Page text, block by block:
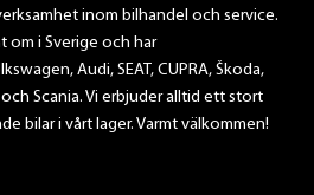
inom bilhandel och service.
om i Sverige och har
Audi, SEAT, CUPRA, Škoda,
Scania. Vi erbjuder alltid ett stort
bilar i vårt lager. Varmt välkommen!